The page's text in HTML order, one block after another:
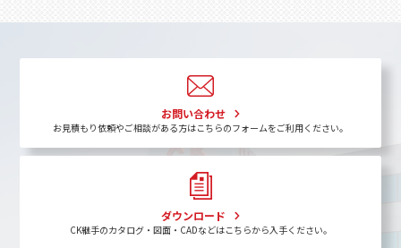
お問い合わせ
お見積もり依頼やご相談がある方はこちらのフォームをご利用ください。
ダウンロード
CK継手のカタログ・図面・CADなどはこちらから入手ください。